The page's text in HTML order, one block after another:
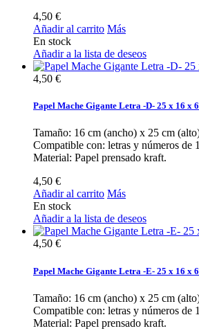
4,50 €
Añadir al carrito Más
En stock
Añadir a la lista de deseos
4,50 €
Papel Mache Gigante Letra -D- 25 x 16 x
Tamaño: 16 cm (ancho) x 25 cm
Compatible con: letras y números de
Material: Papel prensado kraft.
4,50 €
Añadir al carrito Más
En stock
Añadir a la lista de deseos
4,50 €
Papel Mache Gigante Letra -E- 25 x 16 x
Tamaño: 16 cm (ancho) x 25 cm
Compatible con: letras y números de
Material: Papel prensado kraft.